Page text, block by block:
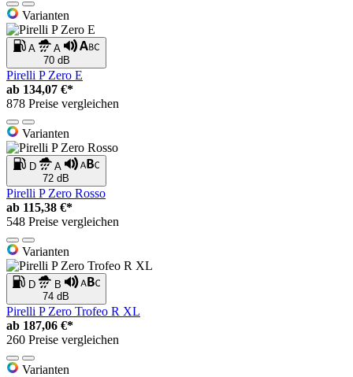
Varianten
A
A
70 dB
Pirelli P Zero E
ab 134,07 €*
878 Preise vergleichen
Varianten
D
A
72 dB
Pirelli P Zero Rosso
ab 115,38 €*
548 Preise vergleichen
Varianten
D
B
74 dB
Pirelli P Zero Trofeo R XL
ab 187,06 €*
260 Preise vergleichen
Varianten